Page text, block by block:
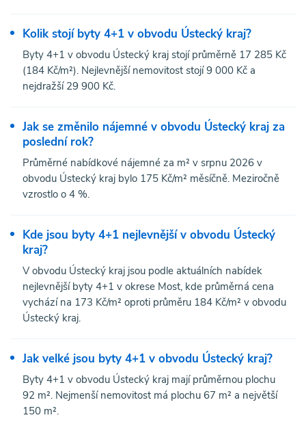
Kolik stojí byty 4+1 v obvodu Ústecký kraj?
Byty 4+1 v obvodu Ústecký kraj stojí průměrně 17 285 Kč
(184 Kč/m²). Nejlevnější nemovitost stojí 9 000 Kč a
nejdražší 29 900 Kč.
Jak se změnilo nájemné v obvodu Ústecký kraj za
poslední rok?
Průměrné nabídkové nájemné za m² v srpnu 2026 v
obvodu Ústecký kraj bylo 175 Kč/m² měsíčně. Meziročně
vzrostlo o 4 %.
Kde jsou byty 4+1 nejlevnější v obvodu Ústecký
kraj?
V obvodu Ústecký kraj jsou podle aktuálních nabídek
nejlevnější byty 4+1 v okrese Most, kde průměrná cena
vychází na 173 Kč/m² oproti průměru 184 Kč/m² v obvodu
Ústecký kraj.
Jak velké jsou byty 4+1 v obvodu Ústecký kraj?
Byty 4+1 v obvodu Ústecký kraj mají průměrnou plochu
92 m². Nejmenší nemovitost má plochu 67 m² a největší
150 m².